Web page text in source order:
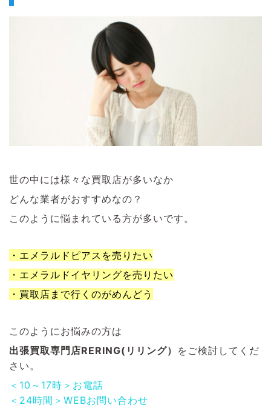
世の中には様々な買取店が多いなか
どんな業者がおすすめなの？
このように悩まれている方が多いです。
・エメラルドピアスを売りたい
・エメラルドイヤリングを売りたい
・買取店まで行くのがめんどう
このようにお悩みの方は
出張買取専門店RERING(リリング） をご検討してくだ
さい。
＜10～17時＞お電話
＜24時間＞WEBお問い合わせ